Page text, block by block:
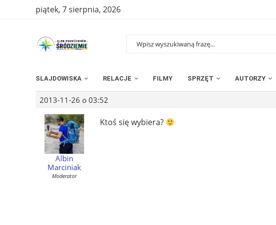
piątek, 7 sierpnia, 2026
SLAJDOWISKA RELACJE FILMY SPRZĘT AUTORZY
2013-11-26 o 03:52
Albin
Marciniak
Moderator
Ktoś się wybiera?